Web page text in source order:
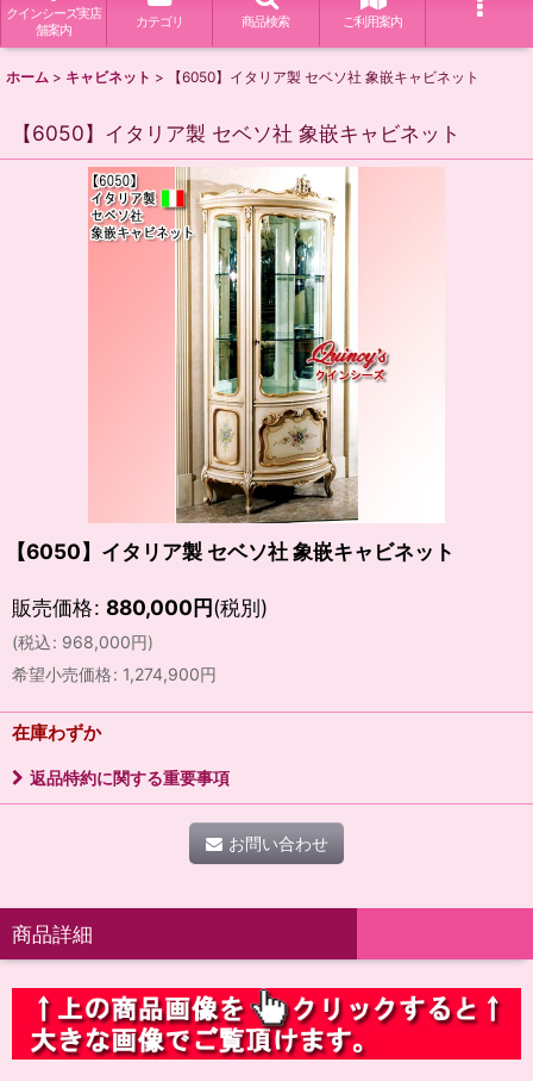
クインシーズ実店
舗案内
カテゴリ 商品検索 ご利用案内
ホーム > キャビネット > 【6050】イタリア製 セベソ社 象嵌キャビネット
【6050】イタリア製 セベソ社 象嵌キャビネット
【6050】イタリア製 セベソ社 象嵌キャビネット
販売価格: 880,000円(税別)
(税込: 968,000円)
希望小売価格: 1,274,900円
在庫わずか
返品特約に関する重要事項
お問い合わせ
商品詳細